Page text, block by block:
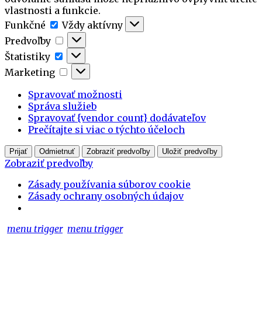
vlastnosti a funkcie.
Funkčné
Funkčné
Vždy aktívny
Predvoľby
Predvoľby
Štatistiky
Štatistiky
Marketing
Marketing
Spravovať možnosti
Správa služieb
Spravovať {vendor_count} dodávateľov
Prečítajte si viac o týchto účeloch
Prijať Odmietnuť Zobraziť predvoľby Uložiť predvoľby
Zobraziť predvoľby
Zásady používania súborov cookie
Zásady ochrany osobných údajov
menu trigger menu trigger